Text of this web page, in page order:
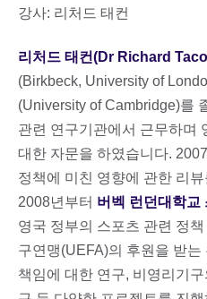
강사: 리처드 태컨
리처드 태컨(Dr Richard
(Birkbeck, University of
(University of Cambridge)를
관련 연구기관에서 근무하며
대한 자문을 하였습니다.
정책에 미친 영향에 관한 리
2008년부터 버벡 런던대학교
영국 정부의 스포츠 관련 정
구연맹(UEFA)의 후원을 받
책임에 대한 연구, 비영리기